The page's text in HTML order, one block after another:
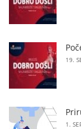
19.
1.